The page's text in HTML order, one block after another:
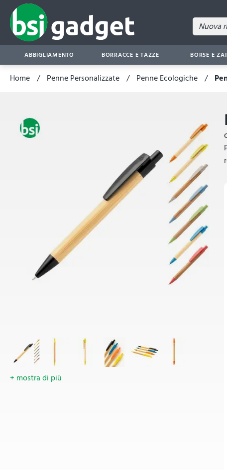
ABBIGLIAMENTO BORRACCE E TAZZE BORSE E
Home Penne Personalizzate Penne Ecologiche
+ mostra di più